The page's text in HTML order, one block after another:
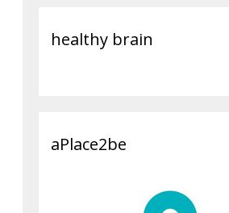
healthy brain
aPlace2be